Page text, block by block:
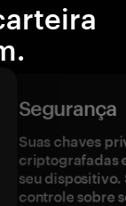
Segurança
Suas chaves
criptografadas
seu dispositivo.
controle sobre